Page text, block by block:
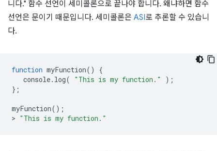
니다." 함수 선언이 세미콜론으로 끝나야 합니다. 왜냐하면 함수
선언은 문이기 때문입니다. 세미콜론은 ASI로 추론할 수 있습니
다.
function myFunction()
{
console. log( "This is my function."
);
};
myFunction();
> "This is my function."